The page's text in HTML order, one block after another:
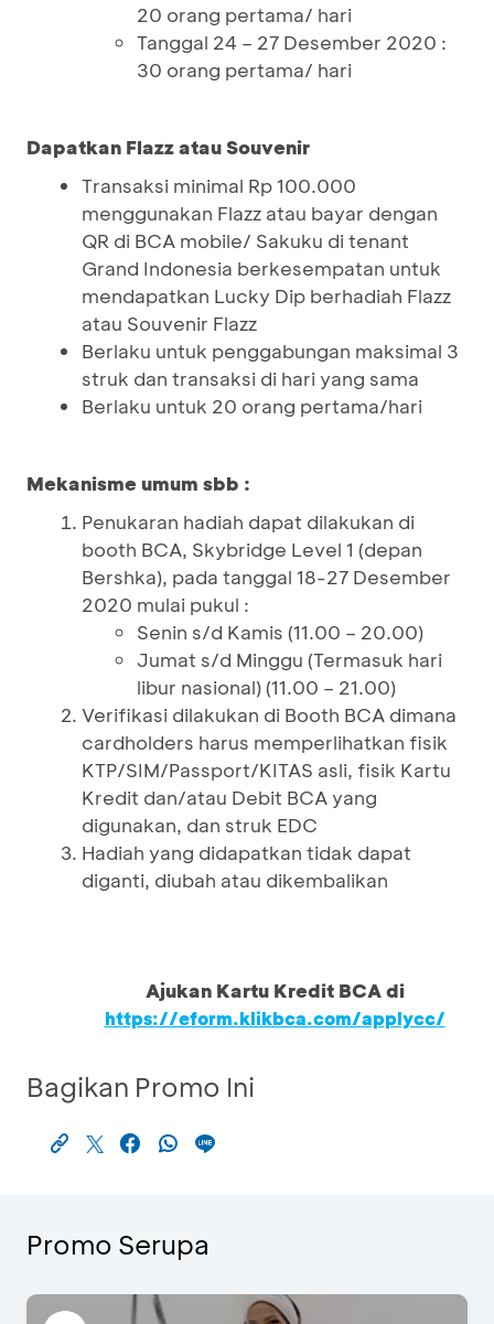
20 orang pertama/ hari
Tanggal 24 – 27 Desember 2020 :
30 orang pertama/ hari
Dapatkan Flazz atau Souvenir
Transaksi minimal Rp 100.000
menggunakan Flazz atau bayar dengan
QR di BCA mobile/ Sakuku di tenant
Grand Indonesia berkesempatan untuk
mendapatkan Lucky Dip berhadiah Flazz
atau Souvenir Flazz
Berlaku untuk penggabungan maksimal 3
struk dan transaksi di hari yang sama
Berlaku untuk 20 orang pertama/hari
Mekanisme umum sbb :
Penukaran hadiah dapat dilakukan di
booth BCA, Skybridge Level 1 (depan
Bershka), pada tanggal 18-27 Desember
2020 mulai pukul :
Senin s/d Kamis (11.00 – 20.00)
Jumat s/d Minggu (Termasuk hari
libur nasional) (11.00 – 21.00)
Verifikasi dilakukan di Booth BCA dimana
cardholders harus memperlihatkan fisik
KTP/SIM/Passport/KITAS asli, fisik Kartu
Kredit dan/atau Debit BCA yang
digunakan, dan struk EDC
Hadiah yang didapatkan tidak dapat
diganti, diubah atau dikembalikan
Ajukan Kartu Kredit BCA di
https://eform.klikbca.com/applycc/
Bagikan Promo Ini
Promo Serupa